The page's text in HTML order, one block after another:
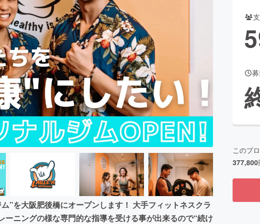
チャレンジ ビューティー・ヘ
化
CAMPFIRE for Social Good
CAMPFIRE Creation
CAMPFIREふるさと納税
machi-ya コミュニティ
”を大阪肥後橋にオープンします！ 大手フィットネスクラ
ーニングの様な専門的な指導を受ける事が出来るので“続け
このプ
377,800